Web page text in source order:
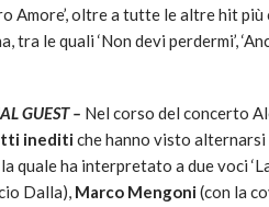
Amore’, oltre a tutte le altre hit
le quali ‘Non devi perdermi’,
GUEST – Nel corso del concerto
ineditiche hanno visto
quale ha interpretato a due voci
Dalla), Marco Mengoni(con la